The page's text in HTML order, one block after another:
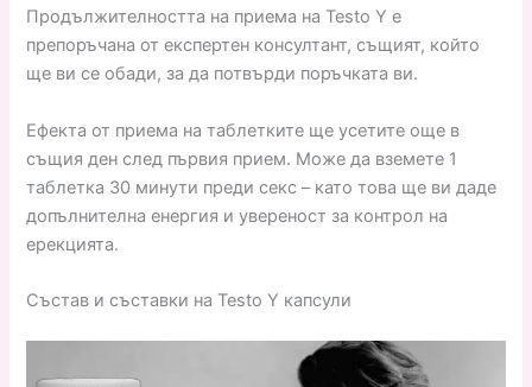
Продължителността на приема на Testo Y е
препоръчана от експертен консултант, същият, който
ще ви се обади, за да потвърди поръчката ви.
Ефекта от приема на таблетките ще усетите още в
същия ден след първия прием. Може да вземете 1
таблетка 30 минути преди секс – като това ще ви даде
допълнителна енергия и увереност за контрол на
ерекцията.
Състав и съставки на Testo Y капсули